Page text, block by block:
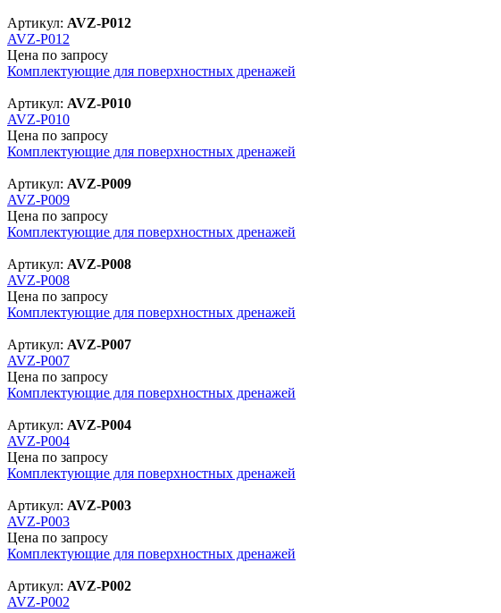
Артикул: AVZ-P012
AVZ-P012
Цена по запросу
Комплектующие для поверхностных дренажей
Артикул: AVZ-P010
AVZ-P010
Цена по запросу
Комплектующие для поверхностных дренажей
Артикул: AVZ-P009
AVZ-P009
Цена по запросу
Комплектующие для поверхностных дренажей
Артикул: AVZ-P008
AVZ-P008
Цена по запросу
Комплектующие для поверхностных дренажей
Артикул: AVZ-P007
AVZ-P007
Цена по запросу
Комплектующие для поверхностных дренажей
Артикул: AVZ-P004
AVZ-P004
Цена по запросу
Комплектующие для поверхностных дренажей
Артикул: AVZ-P003
AVZ-P003
Цена по запросу
Комплектующие для поверхностных дренажей
Артикул: AVZ-P002
AVZ-P002